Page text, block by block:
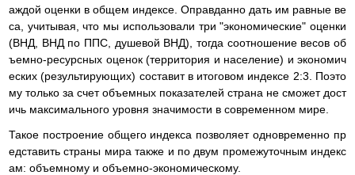
аждой оценки в общем индексе. Оправданно дать им равные ве
са, учитывая, что мы использовали три "экономические" оценки
(ВНД, ВНД по ППС, душевой ВНД), тогда соотношение весов об
ъемно-ресурсных оценок (территория и население) и экономич
еских (результирующих) составит в итоговом индексе 2:3. Поэто
му только за счет объемных показателей страна не сможет дост
ичь максимального уровня значимости в современном мире.
Такое построение общего индекса позволяет одновременно пр
едставить страны мира также и по двум промежуточным индекс
ам: объемному и объемно-экономическому.